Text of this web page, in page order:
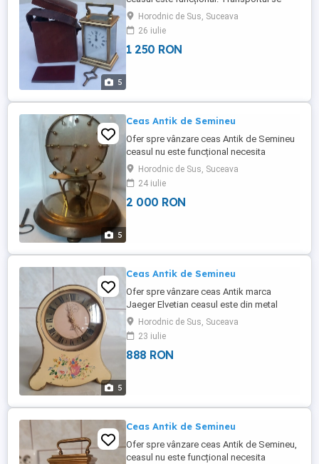
5
achita de cumpărător. Mai multe detalii la
tel.
Horodnic de Sus, Suceava
26 iulie
1 250 RON
5
Ceas Antik de Semineu
Ofer spre vânzare ceas Antik de Semineu
ceasul nu este funcțional necesita
verificare cupola din sticla H.26.cm cu tot
cu glob diametru glob 15.cm partea de
jos. Predarea se face personal. Mai multe
detalii la tel.
Horodnic de Sus, Suceava
24 iulie
2 000 RON
5
Ceas Antik de Semineu
Ofer spre vânzare ceas Antik marca
Jaeger Elvetian ceasul este din metal
funcțional sonerie cu programare cu
cilindru muzical perfect funcțională pentru
interesati pot trimite filmare video prin
Wat.app. H.12.cm. L.10.cm.Transportul se
Horodnic de Sus, Suceava
23 iulie
888 RON
Ceas Antik de Semineu
Ofer spre vânzare ceas Antik de Semineu,
ceasul nu este funcțional necesita